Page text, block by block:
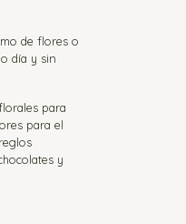
de flores o
día y sin
para
para el
y